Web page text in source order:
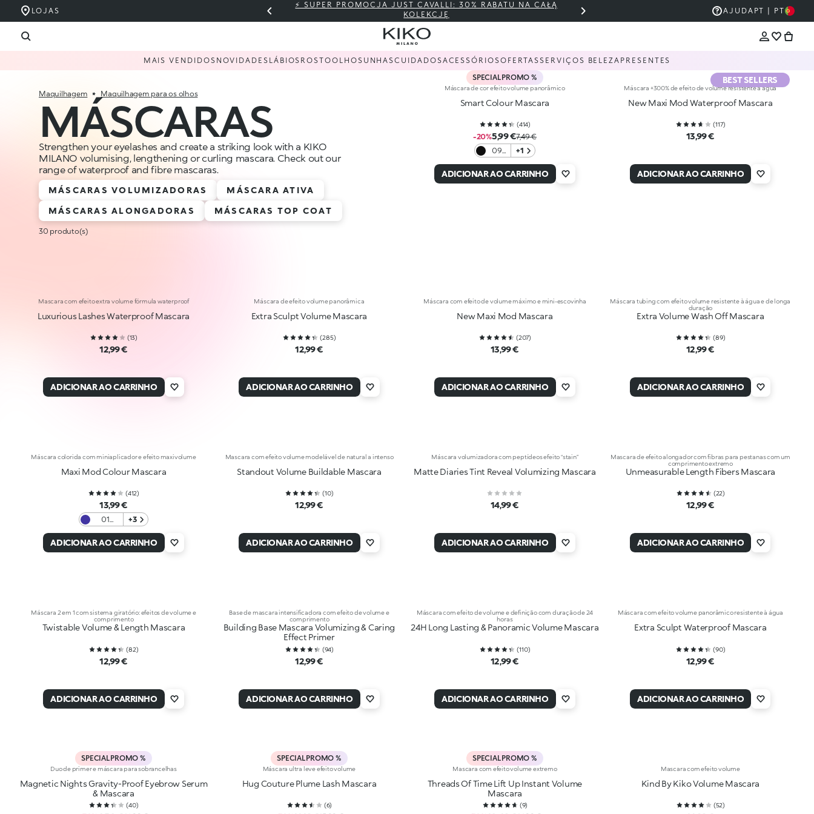
LOJAS
⚡ SUPER PROMOCJA JUST CAVALLI: 30% RABATU NA CAŁĄ
KOLEKCJĘ
THE KIKO SALE: ATÉ 50% DE
AJUDA PT | PT
MAIS VENDIDOS NOVIDADES LÁBIOS ROSTOOLHOS UNHASCUIDADOSACESSÓRIOSOFERTASSERVIÇOS BELEZA PRESENTES
Maquilhagem Maquilhagem para os olhos
MÁSCARAS
Strengthen your eyelashes and create a striking look with a KIKO
MILANO volumising, lengthening or curling mascara. Check out our
range of waterproof and fibre mascaras.
MÁSCARAS VOLUMIZADORAS
MÁSCARA ATIVA
MÁSCARAS ALONGADORAS
MÁSCARAS TOP COAT
30 produto(s)
SPECIAL PROMO %
Máscara de cor efeito volume panorâmico
Smart Colour Mascara
(414)
-20%5,99 €7,49 €
09
+1
ADICIONAR AO CARRINHO
BEST SELLERS
Máscara +300% de efeito de volume resistente à água
New Maxi Mod Waterproof Mascara
(117)
13,99 €
ADICIONAR AO CARRINHO
Mascara com efeito extra volume fórmula waterproof
Luxurious Lashes Waterproof Mascara
(13)
12,99 €
ADICIONAR AO CARRINHO
Máscara de efeito volume panorâmica
Extra Sculpt Volume Mascara
(285)
12,99 €
ADICIONAR AO CARRINHO
Máscara com efeito de volume máximo e mini-escovinha
New Maxi Mod Mascara
(207)
13,99 €
ADICIONAR AO CARRINHO
Máscara tubing com efeito volume resistente à água e de longa
duração
Extra Volume Wash Off Mascara
(89)
12,99 €
ADICIONAR AO CARRINHO
Máscara colorida com miniaplicador e efeito maxivolume
Maxi Mod Colour Mascara
(412)
13,99 €
01
Blue
+3
ADICIONAR AO CARRINHO
Mascara com efeito volume modelável de natural a intenso
Standout Volume Buildable Mascara
(10)
12,99 €
ADICIONAR AO CARRINHO
Máscara volumizadora com peptídeos efeito “stain”
Matte Diaries Tint Reveal Volumizing Mascara
14,99 €
ADICIONAR AO CARRINHO
Mascara de efeito alongador com fibras para pestanas com um
comprimento extremo
Unmeasurable Length Fibers Mascara
(22)
12,99 €
ADICIONAR AO CARRINHO
Máscara 2 em 1 com sistema giratório: efeitos de volume e
comprimento
Twistable Volume & Length Mascara
(82)
12,99 €
ADICIONAR AO CARRINHO
Base de mascara intensificadora com efeito de volume e
comprimento
Building Base Mascara Volumizing & Caring
Effect Primer
(94)
12,99 €
ADICIONAR AO CARRINHO
Máscara com efeito de volume e definição com duração de 24
horas
24H Long Lasting & Panoramic Volume Mascara
(110)
12,99 €
ADICIONAR AO CARRINHO
Máscara com efeito volume panorâmico resistente à água
Extra Sculpt Waterproof Mascara
(90)
12,99 €
ADICIONAR AO CARRINHO
SPECIAL PROMO %
Duo de primer e máscara para sobrancelhas
Magnetic Nights Gravity-Proof Eyebrow Serum
& Mascara
(40)
SPECIAL PROMO %
Máscara ultra leve efeito volume
Hug Couture Plume Lash Mascara
(6)
SPECIAL PROMO %
Mascara com efeito volume extremo
Threads Of Time Lift Up Instant Volume
Mascara
(9)
Mascara com efeito volume
Kind By Kiko Volume Mascara
(52)